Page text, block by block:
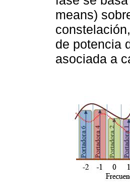
means)
de potencia
asociada a